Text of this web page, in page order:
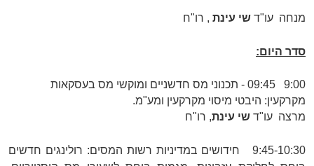
מנחה  עו"ד שי עינת , רו"ח
סדר היום:
9:00 
09:45
- תכנוני מס חדשניים ומוקשי מס בעסקאות
מקרקעין: היבטי מיסוי מקרקעין ומע"מ.
מרצה  עו"ד שי עינת, רו"ח
9:45-10:30
 חידושים במדיניות רשות המסים: רולינגים חדשים